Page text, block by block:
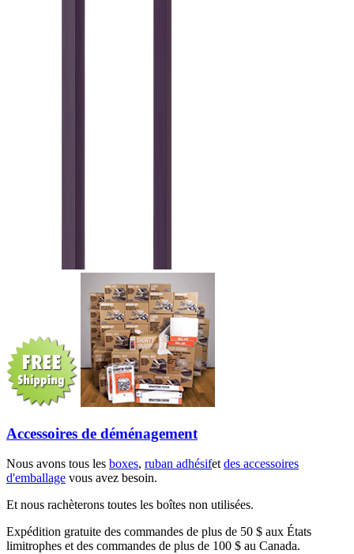
Accessoires de déménagement
Nous avons tous les boxes, ruban adhésifetdes accessoires
d'emballage vous avez besoin.
Et nous rachèterons toutes les boîtes non utilisées.
Expédition gratuite des commandes de plus de 50 $ aux États
limitrophes et des commandes de plus de 100 $ au Canada.